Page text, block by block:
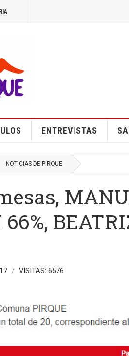
ENTREVISTAS
NOTICIAS DE PIRQUE
66%,
VISITAS: 6576